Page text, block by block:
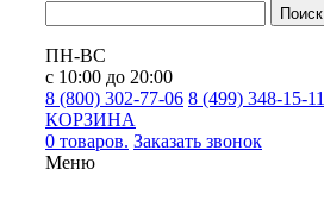
Поиск
ПН-ВС
с 10:00 до 20:00
8 (800) 302-77-06 8 (499) 348-15-11
КОРЗИНА
0 товаров. Заказать звонок
Меню